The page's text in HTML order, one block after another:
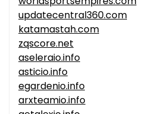
updatecentral360.com
katamastah.com
zqscore.net
aseleraio.info
asticio.info
egardenio.info
arxteamio.info